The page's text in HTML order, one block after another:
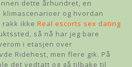
dette århundret, en
og hvordan
rakk ikke Real escorts sex dating
så nå har jeg bare
i etasjen over
Ridehest, men flere gik. På
det vedtatt og gå tilbake til